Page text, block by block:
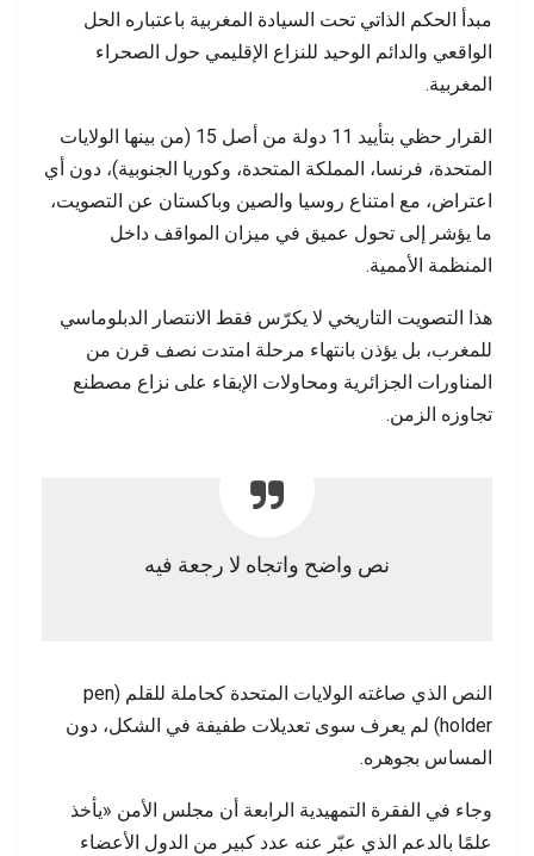
مبدأ الحكم الذاتي تحت السيادة المغربية باعتباره الحل
الواقعي والدائم الوحيد للنزاع الإقليمي حول الصحراء
المغربية.
القرار حظي بتأييد 11 دولة من أصل 15 (من بينها الولايات
المتحدة، فرنسا، المملكة المتحدة، وكوريا الجنوبية)، دون أي
اعتراض، مع امتناع روسيا والصين وباكستان عن التصويت،
ما يؤشر إلى تحول عميق في ميزان المواقف داخل
المنظمة الأممية.
هذا التصويت التاريخي لا يكرّس فقط الانتصار الدبلوماسي
للمغرب، بل يؤذن بانتهاء مرحلة امتدت نصف قرن من
المناورات الجزائرية ومحاولات الإبقاء على نزاع مصطنع
تجاوزه الزمن.
نص واضح واتجاه لا رجعة فيه
النص الذي صاغته الولايات المتحدة كحاملة للقلم (pen
holder) لم يعرف سوى تعديلات طفيفة في الشكل، دون
المساس بجوهره.
وجاء في الفقرة التمهيدية الرابعة أن مجلس الأمن «يأخذ
علمًا بالدعم الذي عبّر عنه عدد كبير من الدول الأعضاء